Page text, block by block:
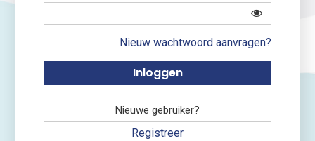
Nieuw wachtwoord aanvragen?
Nieuwe gebruiker?
Registreer